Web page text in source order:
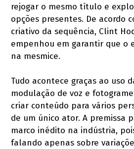
rejogar o mesmo título e
opções presentes. De acordo
criativo da sequência, Clint
empenhou em garantir que o
na mesmice.
Tudo acontece graças ao uso
modulação de voz e
criar conteúdo para vários
de um único ator. A premissa
marco inédito na indústria,
falando apenas sobre